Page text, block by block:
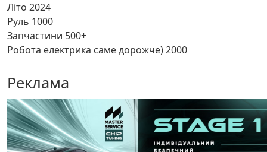
Літо 2024
Руль 1000
Запчастини 500+
Робота електрика саме дорожче) 2000
Реклама